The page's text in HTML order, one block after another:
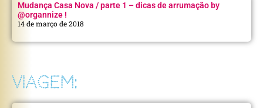
Mudança Casa Nova / parte 1 – dicas de arrumação by
@organnize !
14 de março de 2018
VIAGEM: